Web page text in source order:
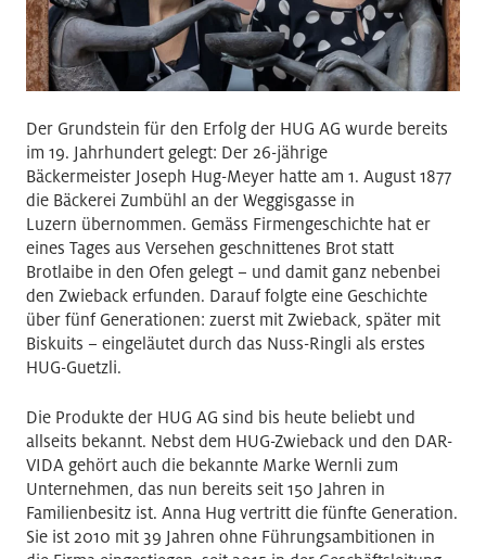
Der Grundstein für den Erfolg der HUG AG wurde bereits
im 19. Jahrhundert gelegt: Der 26-jährige
Bäckermeister Joseph Hug-Meyer hatte am 1. August 1877
die Bäckerei Zumbühl an der Weggisgasse in
Luzern übernommen. Gemäss Firmengeschichte hat er
eines Tages aus Versehen geschnittenes Brot statt
Brotlaibe in den Ofen gelegt – und damit ganz nebenbei
den Zwieback erfunden. Darauf folgte eine Geschichte
über fünf Generationen: zuerst mit Zwieback, später mit
Biskuits – eingeläutet durch das Nuss-Ringli als erstes
HUG-Guetzli.
Die Produkte der HUG AG sind bis heute beliebt und
allseits bekannt. Nebst dem HUG-Zwieback und den DAR-
VIDA gehört auch die bekannte Marke Wernli zum
Unternehmen, das nun bereits seit 150 Jahren in
Familienbesitz ist. Anna Hug vertritt die fünfte Generation.
Sie ist 2010 mit 39 Jahren ohne Führungsambitionen in